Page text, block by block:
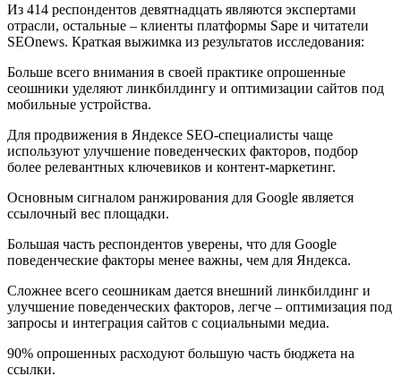
Из 414 респондентов девятнадцать являются экспертами
отрасли, остальные – клиенты платформы Sape и читатели
SEOnews. Краткая выжимка из результатов исследования:
Больше всего внимания в своей практике опрошенные
сеошники уделяют линкбилдингу и оптимизации сайтов под
мобильные устройства.
Для продвижения в Яндексе SEO-специалисты чаще
используют улучшение поведенческих факторов, подбор
более релевантных ключевиков и контент-маркетинг.
Основным сигналом ранжирования для Google является
ссылочный вес площадки.
Большая часть респондентов уверены, что для Google
поведенческие факторы менее важны, чем для Яндекса.
Сложнее всего сеошникам дается внешний линкбилдинг и
улучшение поведенческих факторов, легче – оптимизация под
запросы и интеграция сайтов с социальными медиа.
90% опрошенных расходуют большую часть бюджета на
ссылки.